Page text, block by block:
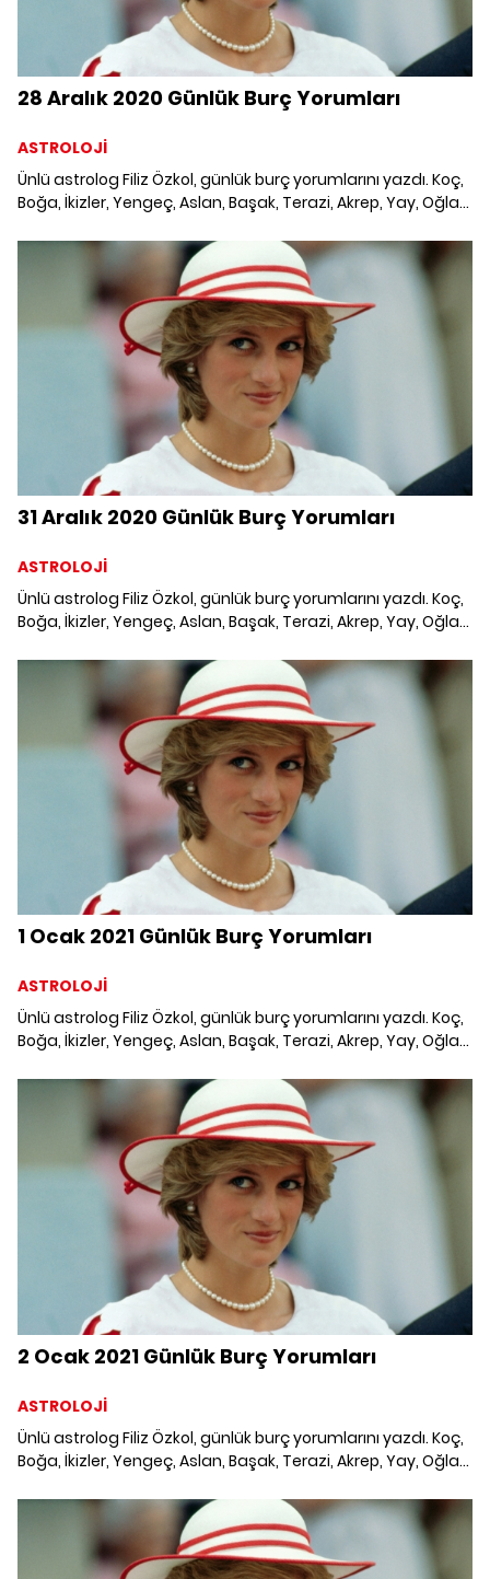
28 Aralık 2020 Günlük Burç Yorumları
ASTROLOJİ
Ünlü astrolog Filiz Özkol, günlük burç yorumlarını yazdı. Koç,
Boğa, İkizler, Yengeç, Aslan, Başak, Terazi, Akrep, Yay, Oğlak,
Pazartesi Günlük Burç Yorumları; Haftalık burç, yükselen
burç, burç uyumu, burç özellikleri ve günlük astroloji
haberleri burçların dikkat etmesi gereken konular ve merak
edilenler...
31 Aralık 2020 Günlük Burç Yorumları
ASTROLOJİ
Ünlü astrolog Filiz Özkol, günlük burç yorumlarını yazdı. Koç,
Boğa, İkizler, Yengeç, Aslan, Başak, Terazi, Akrep, Yay, Oğlak,
Perşembe Günlük Burç Yorumları; Haftalık burç, yükselen
burç, burç uyumu, burç özellikleri ve günlük astroloji
haberleri burçların dikkat etmesi gereken konular ve merak
edilenler...
1 Ocak 2021 Günlük Burç Yorumları
ASTROLOJİ
Ünlü astrolog Filiz Özkol, günlük burç yorumlarını yazdı. Koç,
Boğa, İkizler, Yengeç, Aslan, Başak, Terazi, Akrep, Yay, Oğlak,
Günlük Burç Yorumları; Haftalık burç, yükselen burç, burç
uyumu, burç özellikleri ve günlük astroloji haberleri burçların
dikkat etmesi gereken konular ve merak edilenler...
2 Ocak 2021 Günlük Burç Yorumları
ASTROLOJİ
Ünlü astrolog Filiz Özkol, günlük burç yorumlarını yazdı. Koç,
Boğa, İkizler, Yengeç, Aslan, Başak, Terazi, Akrep, Yay, Oğlak,
Günlük Burç Yorumları; Haftalık burç, yükselen burç, burç
uyumu, burç özellikleri ve günlük astroloji haberleri burçların
dikkat etmesi gereken konular ve merak edilenler...